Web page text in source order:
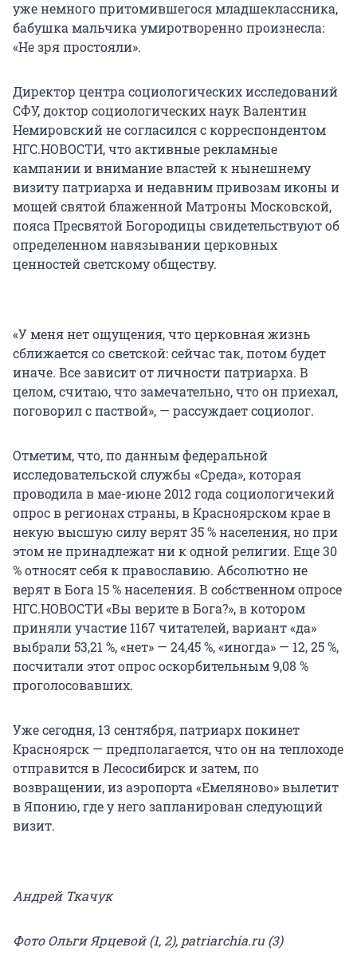
уже немного притомившегося младшеклассника,
бабушка мальчика умиротворенно произнесла:
«Не зря простояли».
Директор центра социологических исследований
СФУ, доктор социологических наук Валентин
Немировский не согласился с корреспондентом
НГС.НОВОСТИ, что активные рекламные
кампании и внимание властей к нынешнему
визиту патриарха и недавним привозам иконы и
мощей святой блаженной Матроны Московской,
пояса Пресвятой Богородицы свидетельствуют об
определенном навязывании церковных
ценностей светскому обществу.
«У меня нет ощущения, что церковная жизнь
сближается со светской: сейчас так, потом будет
иначе. Все зависит от личности патриарха. В
целом, считаю, что замечательно, что он приехал,
поговорил с паствой», — рассуждает социолог.
Отметим, что, по данным федеральной
исследовательской службы «Среда», которая
проводила в мае-июне 2012 года социологичекий
опрос в регионах страны, в Красноярском крае в
некую высшую силу верят 35 % населения, но при
этом не принадлежат ни к одной религии. Еще 30
% относят себя к православию. Абсолютно не
верят в Бога 15 % населения. В собственном опросе
НГС.НОВОСТИ «Вы верите в Бога?», в котором
приняли участие 1167 читателей, вариант «да»
выбрали 53,21 %, «нет» — 24,45 %, «иногда» — 12, 25 %,
посчитали этот опрос оскорбительным 9,08 %
проголосовавших.
Уже сегодня, 13 сентября, патриарх покинет
Красноярск — предполагается, что он на теплоходе
отправится в Лесосибирск и затем, по
возвращении, из аэропорта «Емеляново» вылетит
в Японию, где у него запланирован следующий
визит.
Андрей Ткачук
Фото Ольги Ярцевой (1, 2), patriarchia.ru (3)